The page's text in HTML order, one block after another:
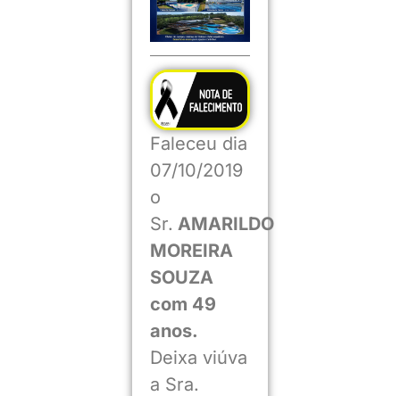
Faleceu dia
07/10/2019
o
Sr. AMARILDO
MOREIRA
SOUZA
com 49
anos.
Deixa viúva
a Sra.